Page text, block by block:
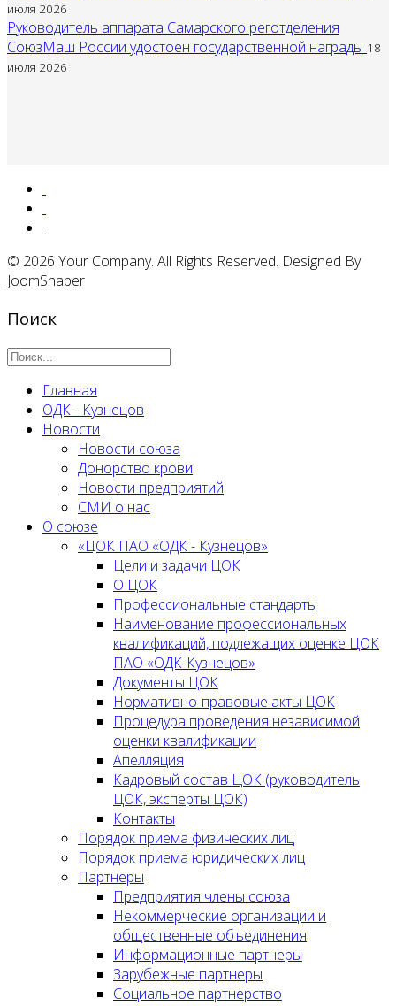
июля 2026
Руководитель аппарата Самарского реготделения
СоюзМаш России удостоен государственной награды 18
июля 2026
© 2026 Your Company. All Rights Reserved. Designed By
JoomShaper
Поиск
Главная
ОДК - Кузнецов
Новости
Новости союза
Донорство крови
Новости предприятий
СМИ о нас
О союзе
«ЦОК ПАО «ОДК - Кузнецов»
Цели и задачи ЦОК
О ЦОК
Профессиональные стандарты
Наименование профессиональных
квалификаций, подлежащих оценке ЦОК
ПАО «ОДК-Кузнецов»
Документы ЦОК
Нормативно-правовые акты ЦОК
Процедура проведения независимой
оценки квалификации
Апелляция
Кадровый состав ЦОК (руководитель
ЦОК, эксперты ЦОК)
Контакты
Порядок приема физических лиц
Порядок приема юридических лиц
Партнеры
Предприятия члены союза
Некоммерческие организации и
общественные объединения
Информационные партнеры
Зарубежные партнеры
Социальное партнерство